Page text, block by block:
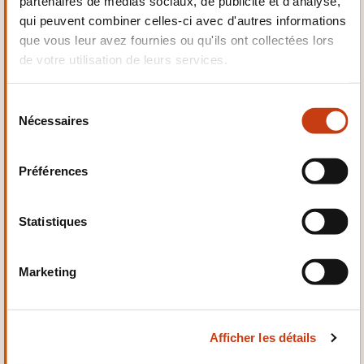
qui peuvent combiner celles-ci avec d'autres informations
que vous leur avez fournies ou qu'ils ont collectées lors
de votre utilisation de leurs services.
Nécessaires
Préférences
Statistiques
Marketing
Afficher les détails
Electrotechnique,
Automatismes